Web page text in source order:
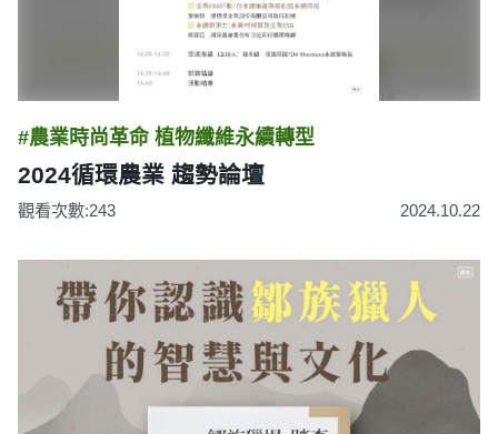
#農業時尚革命 植物纖維永續轉型
2024循環農業 趨勢論壇
觀看次數:243 2024.10.22